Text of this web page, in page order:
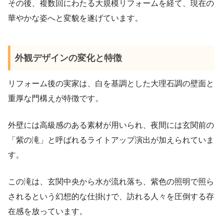
その後、複数回にわたる大規模リフォームを経て、現在の
華やかな姿へと変貌を遂げています。
外観デザインの変化と特徴
リフォーム後の実家は、白を基調とした大理石調の壁面と
重厚な門構えが特徴です。
外壁には高級感のある素材が用いられ、夜間には玄関前の
「紫の滝」と呼ばれるライトアップ演出が加えられていま
す。
この滝は、玄関中央から水が流れ落ち、紫色の照明で照ら
されるという幻想的な仕掛けで、訪れる人々を圧倒する存
在感を放っています。